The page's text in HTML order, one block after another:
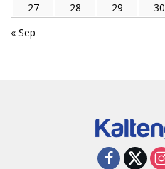
27
28 29 30
« Sep